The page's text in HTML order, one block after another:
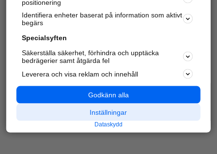
härliga användare oss för att hitta rätt lokal
information om företag, privatpersoner och
platser.
positionering
Identifiera enheter baserat på information som aktivt
begärs
Specialsyften
Säkerställa säkerhet, förhindra och upptäcka
bedrägerier samt åtgärda fel
Leverera och visa reklam och innehåll
Godkänn alla
Inställningar
Dataskydd